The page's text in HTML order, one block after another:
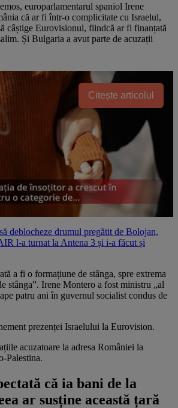
europarlamentarul spaniol Irene
că ar fi într-o complicitate cu Israelul,
câștige Eurovisionul, fiindcă ar fi finanțată
Și Bulgaria a avut parte de acuzații
Citește articolul
deblocheze drumul pregătit de Bolojan,
l-a turnat la Antena 3 și i-a făcut și
a fi o formațiune de stânga, spre extrema
stânga”. Irene Montero a fost ministru „al
patru ani în guvernul socialist condus de
prezenței Israelului la Eurovision.
acuzatoare la adresa României la
Palestina.
că ia bani de la
ar susține această țară